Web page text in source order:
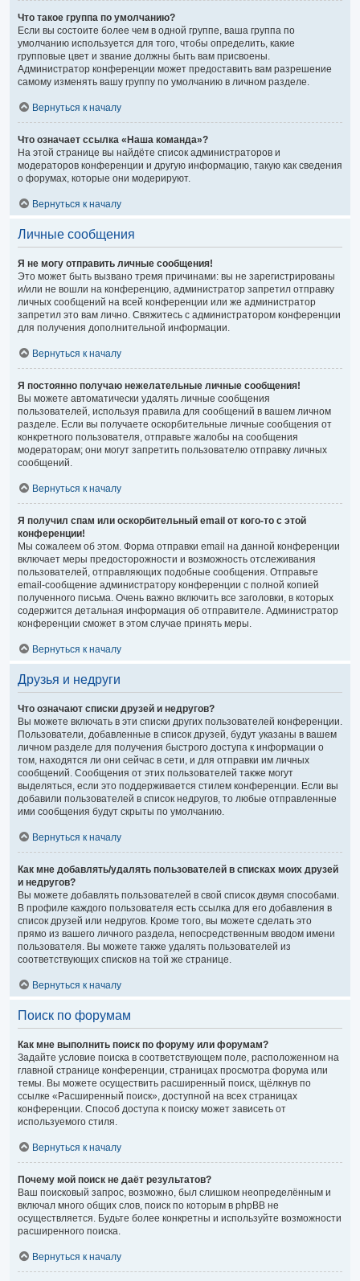
Что такое группа по умолчанию?
Если вы состоите более чем в одной группе, ваша группа по
умолчанию используется для того, чтобы определить, какие
групповые цвет и звание должны быть вам присвоены.
Администратор конференции может предоставить вам разрешение
самому изменять вашу группу по умолчанию в личном разделе.
Вернуться к началу
Что означает ссылка «Наша команда»?
На этой странице вы найдёте список администраторов и
модераторов конференции и другую информацию, такую как сведения
о форумах, которые они модерируют.
Вернуться к началу
Личные сообщения
Я не могу отправить личные сообщения!
Это может быть вызвано тремя причинами: вы не зарегистрированы
и/или не вошли на конференцию, администратор запретил отправку
личных сообщений на всей конференции или же администратор
запретил это вам лично. Свяжитесь с администратором конференции
для получения дополнительной информации.
Вернуться к началу
Я постоянно получаю нежелательные личные сообщения!
Вы можете автоматически удалять личные сообщения
пользователей, используя правила для сообщений в вашем личном
разделе. Если вы получаете оскорбительные личные сообщения от
конкретного пользователя, отправьте жалобы на сообщения
модераторам; они могут запретить пользователю отправку личных
сообщений.
Вернуться к началу
Я получил спам или оскорбительный email от кого-то с этой
конференции!
Мы сожалеем об этом. Форма отправки email на данной конференции
включает меры предосторожности и возможность отслеживания
пользователей, отправляющих подобные сообщения. Отправьте
email-сообщение администратору конференции с полной копией
полученного письма. Очень важно включить все заголовки, в которых
содержится детальная информация об отправителе. Администратор
конференции сможет в этом случае принять меры.
Вернуться к началу
Друзья и недруги
Что означают списки друзей и недругов?
Вы можете включать в эти списки других пользователей конференции.
Пользователи, добавленные в список друзей, будут указаны в вашем
личном разделе для получения быстрого доступа к информации о
том, находятся ли они сейчас в сети, и для отправки им личных
сообщений. Сообщения от этих пользователей также могут
выделяться, если это поддерживается стилем конференции. Если вы
добавили пользователей в список недругов, то любые отправленные
ими сообщения будут скрыты по умолчанию.
Вернуться к началу
Как мне добавлять/удалять пользователей в списках моих друзей
и недругов?
Вы можете добавлять пользователей в свой список двумя способами.
В профиле каждого пользователя есть ссылка для его добавления в
список друзей или недругов. Кроме того, вы можете сделать это
прямо из вашего личного раздела, непосредственным вводом имени
пользователя. Вы можете также удалять пользователей из
соответствующих списков на той же странице.
Вернуться к началу
Поиск по форумам
Как мне выполнить поиск по форуму или форумам?
Задайте условие поиска в соответствующем поле, расположенном на
главной странице конференции, страницах просмотра форума или
темы. Вы можете осуществить расширенный поиск, щёлкнув по
ссылке «Расширенный поиск», доступной на всех страницах
конференции. Способ доступа к поиску может зависеть от
используемого стиля.
Вернуться к началу
Почему мой поиск не даёт результатов?
Ваш поисковый запрос, возможно, был слишком неопределённым и
включал много общих слов, поиск по которым в phpBB не
осуществляется. Будьте более конкретны и используйте возможности
расширенного поиска.
Вернуться к началу